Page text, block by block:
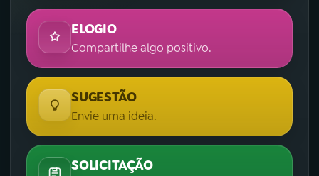
ELOGIO
Compartilhe algo positivo.
SUGESTÃO
Envie uma ideia.
SOLICITAÇÃO